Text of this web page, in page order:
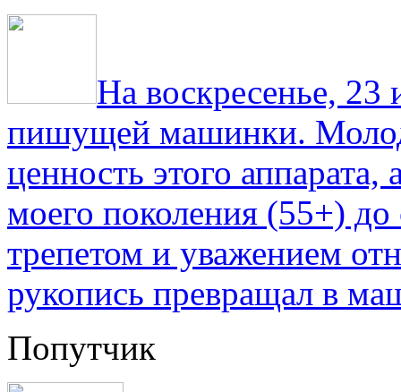
На воскресенье,
пишущей машинки.
ценность этого
моего поколения (55+) до
трепетом и уважением
рукопись превращал в
Попутчик